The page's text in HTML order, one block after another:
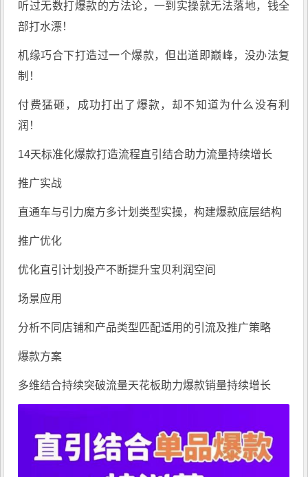
听过无数打爆款的方法论，一到实操就无法落地，钱全
部打水漂！
机缘巧合下打造过一个爆款，但出道即巅峰，没办法复
制！
付费猛砸，成功打出了爆款，却不知道为什么没有利
润！
14天标准化爆款打造流程直引结合助力流量持续增长
推广实战
直通车与引力魔方多计划类型实操，构建爆款底层结构
推广优化
优化直引计划投产不断提升宝贝利润空间
场景应用
分析不同店铺和产品类型匹配适用的引流及推广策略
爆款方案
多维结合持续突破流量天花板助力爆款销量持续增长